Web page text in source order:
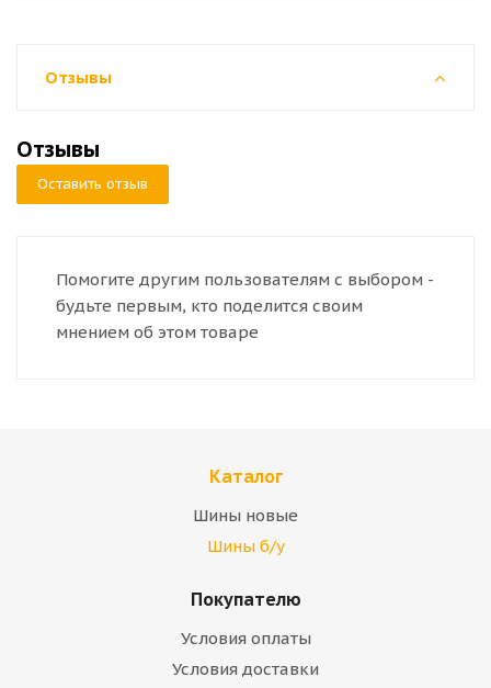
Отзывы
Отзывы
Оставить отзыв
Помогите другим пользователям с выбором -
будьте первым, кто поделится своим
мнением об этом товаре
Каталог
Шины новые
Шины б/у
Покупателю
Условия оплаты
Условия доставки